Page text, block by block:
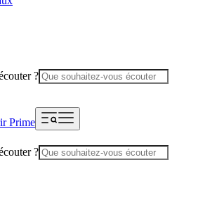
?
Prime
?